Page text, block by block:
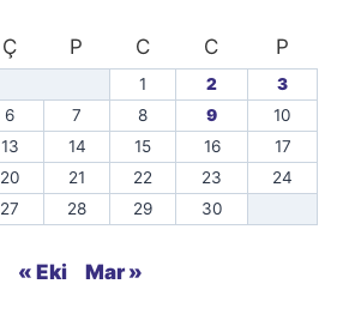
Ç P C C P
1 2
3
6 7 8 9
10
13 14 15 16
17
20 21 22 23
24
27 28 29 30
« Eki Mar »